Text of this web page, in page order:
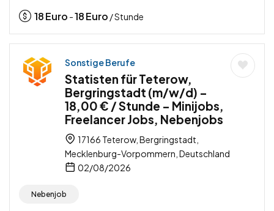
18Euro -18Euro / Stunde
Sonstige Berufe
Statisten für Teterow,
Bergringstadt (m/w/d) –
18,00 € / Stunde – Minijobs,
Freelancer Jobs, Nebenjobs
17166 Teterow, Bergringstadt,
Mecklenburg-Vorpommern, Deutschland
02/08/2026
Nebenjob